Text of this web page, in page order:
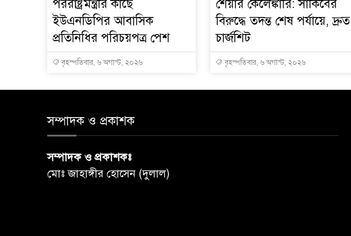
পররাষ্ট্রমন্ত্রীর কা‌ছে
ইউএনডিপির আবাসিক
প্রতিনিধির পরিচয়পত্র পেশ
বৃহস্পতিবার, ৬ অগাস্ট, ২০২৬
শেয়ার কেলেঙ্কারি: সাকিবের
বিরুদ্ধে তদন্ত শেষ পর্যায়ে, দ্রুত
চার্জশিট
বৃহস্পতিবার, ৬ অগাস্ট, ২০২৬
সম্পাদক ও প্রকাশক
সম্পাদক ও প্রকাশকঃ
মোঃ জাহাঙ্গীর হোসেন (দুলাল)